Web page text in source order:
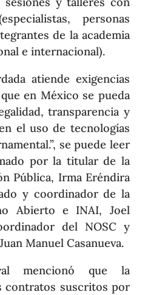
personas
de la academia
e internacional).
atiende exigencias
en México se pueda
transparencia y
el uso de tecnologías
se puede leer
por la titular de la
Pública, Irma Eréndira
y coordinador de la
Abierto e INAI, Joel
del NOSC y
Manuel Casanueva.
mencionó que la
contratos suscritos por